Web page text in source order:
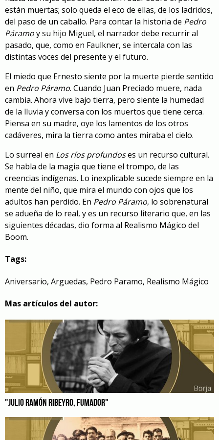
están muertas; solo queda el eco de ellas, de los ladridos,
del paso de un caballo. Para contar la historia de Pedro
Páramoy su hijo Miguel, el narrador debe recurrir al
pasado, que, como en Faulkner, se intercala con las
distintas voces del presente y el futuro.
El miedo que Ernesto siente por la muerte pierde sentido
en Pedro Páramo. Cuando Juan Preciado muere, nada
cambia. Ahora vive bajo tierra, pero siente la humedad
de la lluvia y conversa con los muertos que tiene cerca.
Piensa en su madre, oye los lamentos de los otros
cadáveres, mira la tierra como antes miraba el cielo.
Lo surreal en Los ríos profundoses un recurso cultural.
Se habla de la magia que tiene el trompo, de las
creencias indígenas. Lo inexplicable sucede siempre en la
mente del niño, que mira el mundo con ojos que los
adultos han perdido. En Pedro Páramo, lo sobrenatural
se adueña de lo real, y es un recurso literario que, en las
siguientes décadas, dio forma al Realismo Mágico del
Boom.
Tags:
Aniversario, Arguedas, Pedro Paramo, Realismo Mágico
Mas artículos del autor:
"JULIO RAMÓN RIBEYRO, FUMADOR"